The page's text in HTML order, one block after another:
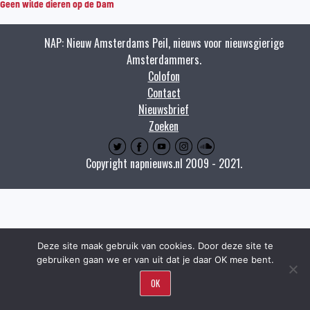
Geen wilde dieren op de Dam
NAP: Nieuw Amsterdams Peil, nieuws voor nieuwsgierige
Amsterdammers.
Colofon
Contact
Nieuwsbrief
Zoeken
Copyright napnieuws.nl 2009 - 2021.
Deze site maak gebruik van cookies. Door deze site te
gebruiken gaan we er van uit dat je daar OK mee bent.
OK